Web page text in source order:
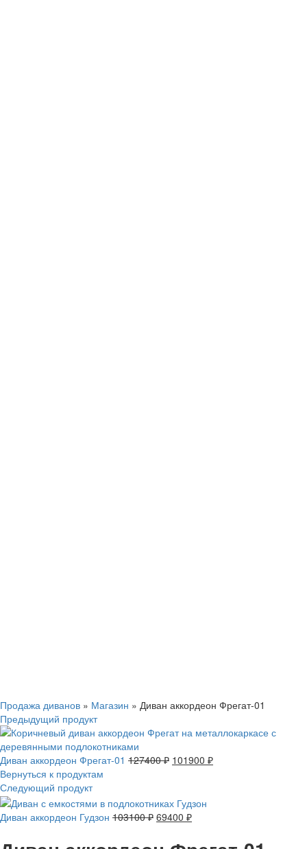
Продажа диванов » Магазин » Диван аккордеон Фрегат-01
Предыдущий продукт
Диван аккордеон Фрегат-01 127400₽ 101900 ₽
Вернуться к продуктам
Следующий продукт
Диван аккордеон Гудзон 103100₽ 69400 ₽